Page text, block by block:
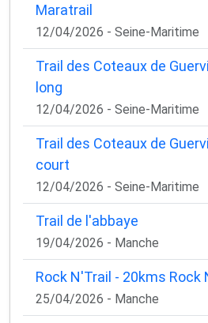
Maratrail
12/04/2026 - Seine-Maritime
Trail des Coteaux de
long
12/04/2026 - Seine-Maritime
Trail des Coteaux de
court
12/04/2026 - Seine-Maritime
Trail de l'abbaye
19/04/2026 - Manche
Rock N'Trail - 20kms Rock
25/04/2026 - Manche